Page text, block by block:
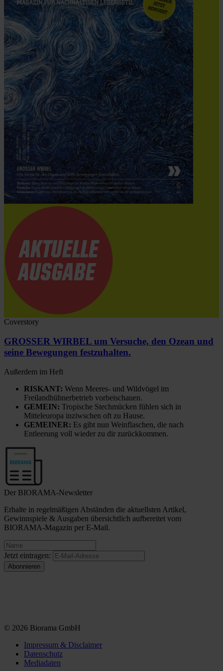
Coverstory
GROSSER WIRBEL um Versuche, den Ozean und
seine Bewegungen festzuhalten.
Außerdem im Heft
RISKANT: Wenn Meeres- und Wildvögel im
Freilandhühnerbetrieb vorbeischauen.
GEMEIN: Tropische Stechmücken fühlen sich in
Mitteleuropa inziwschen oft zu Hause.
GEMEINER: Es gibt nun Weinflaschen, die nach
Entleerung voll wieder zu dir zurückkommen.
Der BIORAMA-Newsletter
Erhalte in regelmäßigen Abständen die aktuellsten Artikel,
Gewinnspiele & Ausgaben übersichtlich aufbereitet vom
BIORAMA-Magazin per E-Mail.
Jetzt eintragen:
© 2026 Biorama GmbH
Impressum & Disclaimer
Datenschutz
Mediadaten